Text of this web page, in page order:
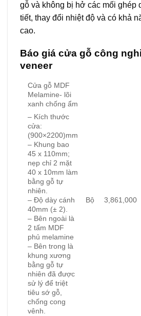
gỗ và không bị hở các mối ghép
tiết, thay đổi nhiệt độ và có khả
cao.
Báo giá cửa gỗ công
veneer
Cửa gỗ MDF
Melamine- lõi
xanh chống ẩm
– Kích thước
cửa:
(900×2200)mm
– Khung bao
45 x 110mm;
nẹp chỉ 2 mặt
40 x 10mm làm
bằng gỗ tự
nhiên.
– Độ dày cánh
40mm (± 2).
– Bên ngoài là
2 tấm MDF
phủ melamine
– Bên trong là
khung xương
bằng gỗ tự
nhiên đã được
sử lý để triệt
tiêu sớ gỗ,
chống cong
vênh.
Bộ 3,861,000